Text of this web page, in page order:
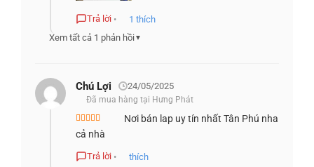
Không chỉ phục vụ cho game thủ, màn hình của
16X Aurora (2025)còn đáp ứng tốt nhu cầu sáng tạo nhờ
Trả lời • 1 thích
Xem tất cả 1 phản hồi▼
Chú Lợi 24/05/2025
Đã mua hàng tại Hưng Phát
Được xếp
hạng55 sao
Nơi bán lap uy tín nhất Tân Phú nha
cả nhà
Trả lời •
thích